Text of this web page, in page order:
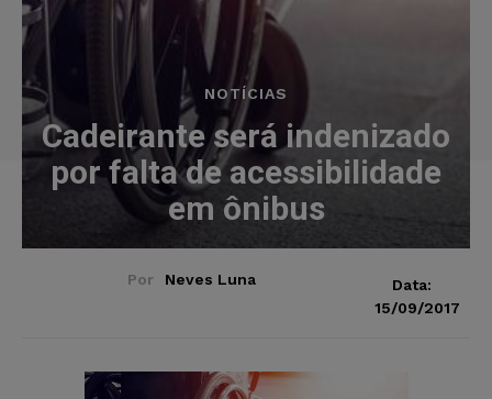
NOTÍCIAS
Cadeirante será indenizado
por falta de acessibilidade
em ônibus
Por Neves Luna
Data:
15/09/2017